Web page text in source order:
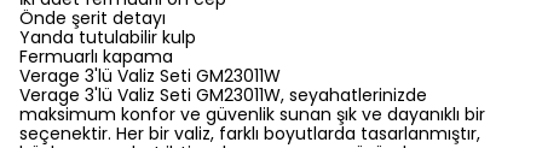
Önde şerit detayı
Yanda tutulabilir kulp
Fermuarlı kapama
Verage 3'lü Valiz Seti GM23011W
Verage 3'lü Valiz Seti GM23011W, seyahatlerinizde
maksimum konfor ve güvenlik sunan şık ve dayanıklı bir
seçenektir. Her bir valiz, farklı boyutlarda tasarlanmıştır,